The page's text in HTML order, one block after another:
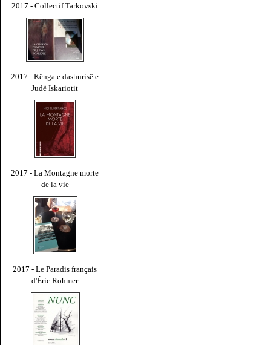
2017 - Collectif Tarkovski
2017 - Kënga e dashurisë e
Judë Iskariotit
2017 - La Montagne morte
de la vie
2017 - Le Paradis français
d'Éric Rohmer